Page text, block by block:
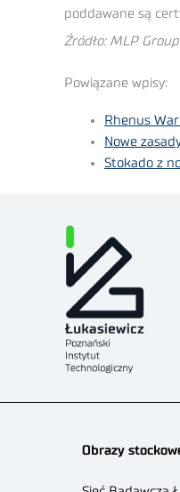
poddawane są
Źródło: MLP Group
Powiązane wpisy:
Rhenus
Nowe
Stokado z
Obrazy